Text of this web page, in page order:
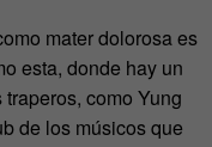
mater dolorosa es
esta, donde hay un
como Yung
de los músicos que